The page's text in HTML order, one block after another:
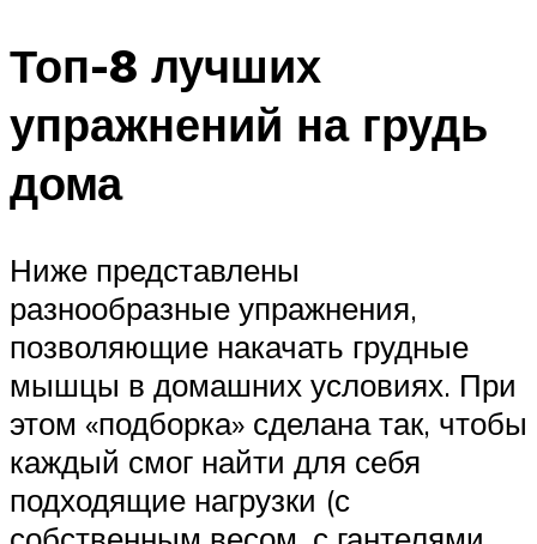
Топ-8 лучших
упражнений на грудь
дома
Ниже представлены
разнообразные упражнения,
позволяющие накачать грудные
мышцы в домашних условиях. При
этом «подборка» сделана так, чтобы
каждый смог найти для себя
подходящие нагрузки (с